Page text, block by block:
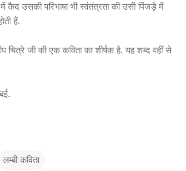
उसकी परिभाषा भी स्वंतंत्रता की उसी पिंजड़े में
हैं.
चित्रे जी की एक कविता का शीर्षक है. यह शब्द वहीं से
लम्बी कविता